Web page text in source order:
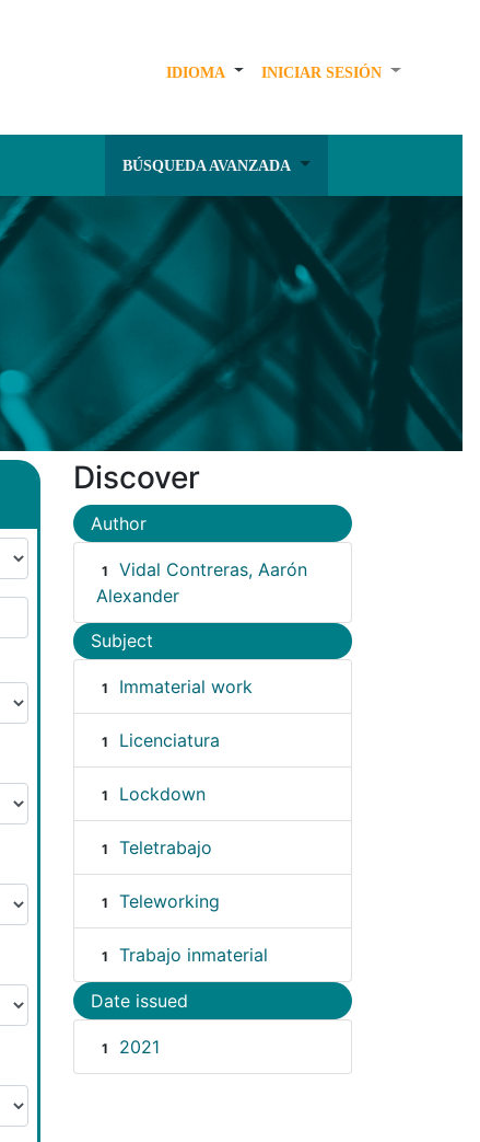
IDIOMA INICIAR SESIÓN
BÚSQUEDA AVANZADA
Discover
Author
1
Vidal Contreras, Aarón
Alexander
Subject
1 Immaterial work
1 Licenciatura
1 Lockdown
1 Teletrabajo
1 Teleworking
1 Trabajo inmaterial
Date issued
1 2021